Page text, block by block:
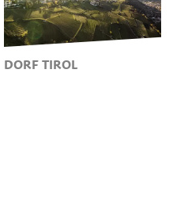
DORF TIROL